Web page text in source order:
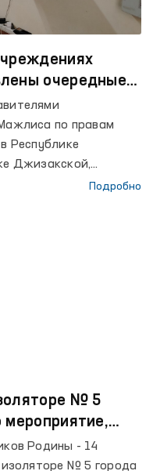
очередные
по правам
Республике
Джизакской,
Хорезмской,
по содержанию лиц
Подробно
№ 5
мероприятие,
защитников
Родины - 14
изоляторе № 5 города